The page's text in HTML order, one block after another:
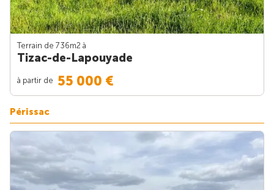
Terrain de 736m2 à
Tizac-de-Lapouyade
à partir de 55 000 €
Périssac